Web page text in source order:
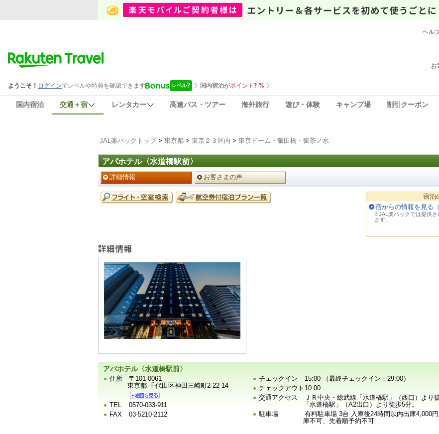
ヘル
お
国内宿泊 交通＋宿 レンタカー 高速バス・ツアー 海外旅行 遊び・体験 キャンプ場 割引クーポン
JAL楽パックトップ> 東京都 > 東京２３区内 > 東京ドーム・飯田橋・御茶ノ水
アパホテル〈水道橋駅前〉
ペ
ー
ジ
メ
ニ
詳細情報 お客さまの声
予
約
宿泊
宿からの情報を見る
※JAL楽パックでは提供さ
ます。
宿
泊
施
設
写
アパホテル〈水道橋駅前〉
住所
〒101-0061
東京都 千代田区神田三崎町2-22-14
TEL
0570-033-911
FAX
03-5210-2112
チェックイン
15:00 （最終チェックイン：29:00）
チェックアウト 10:00
交通アクセス
ＪＲ中央・総武線「水道橋駅」（西口）より
「水道橋駅」（A2出口）より徒歩5分。
駐車場
有料駐車場 3台 入庫後24時間以内出庫4,000
庫不可、先着順予約不可